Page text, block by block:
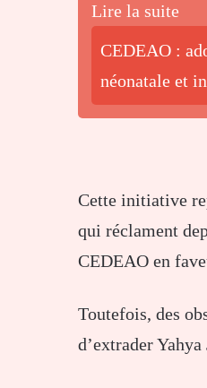
Lire la suite
CEDEAO :
néonatale et
Cette initiative
qui réclament
CEDEAO en
Toutefois, des
d’extrader